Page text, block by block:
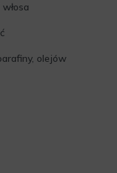
olejów